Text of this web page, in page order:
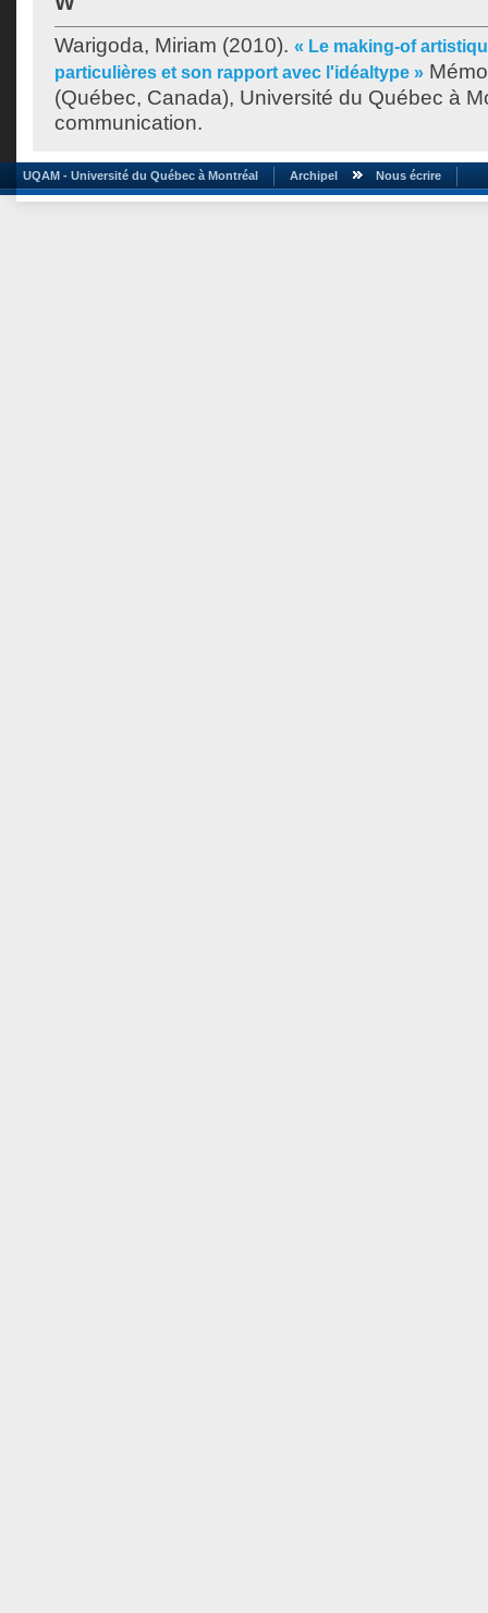
Warigoda, Miriam (2010). « Le making-of
particulières et son rapport avec l'idéaltype »
(Québec, Canada), Université du Québec à
communication.
UQAM - Université du Québec à Montréal Archipel Nous écrire